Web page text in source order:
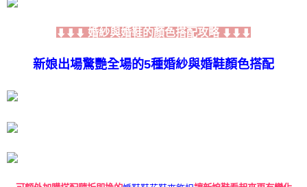
⬇⬇⬇ 婚紗與婚鞋的顏色搭配攻略 ⬇⬇⬇
新娘出場驚艷全場的5種婚紗與婚鞋顏色搭配